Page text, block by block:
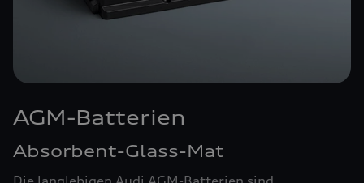
AGM-Batterien
Absorbent-Glass-Mat